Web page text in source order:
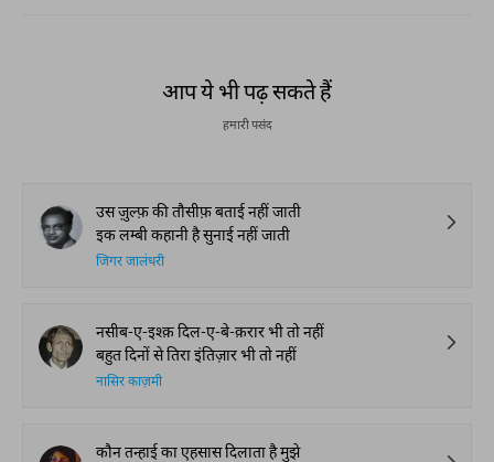
आप ये भी पढ़ सकते हैं
हमारी पसंद
उस ज़ुल्फ़ की तौसीफ़ बताई नहीं जाती
इक लम्बी कहानी है सुनाई नहीं जाती
जिगर जालंधरी
नसीब-ए-इश्क़ दिल-ए-बे-क़रार भी तो नहीं
बहुत दिनों से तिरा इंतिज़ार भी तो नहीं
नासिर काज़मी
कौन तन्हाई का एहसास दिलाता है मुझे